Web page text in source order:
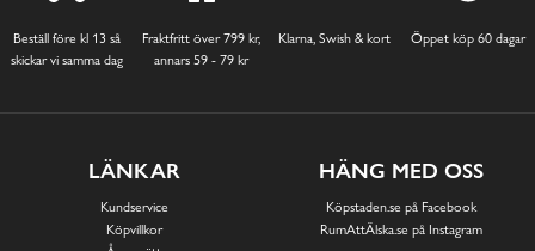
Beställ före kl 13 så
skickar vi samma dag
Fraktfritt över 799 kr,
annars 59 - 79 kr
Klarna, Swish & kort Öppet köp 60 dagar
LÄNKAR
Kundservice
Köpvillkor
HÄNG MED OSS
Köpstaden.se på Facebook
RumAttÄlska.se på Instagram